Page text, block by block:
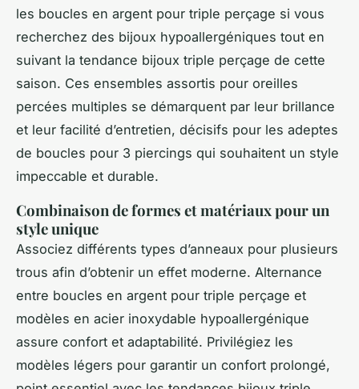
les boucles en argent pour triple perçage si vous
recherchez des bijoux hypoallergéniques tout en
suivant la tendance bijoux triple perçage de cette
saison. Ces ensembles assortis pour oreilles
percées multiples se démarquent par leur brillance
et leur facilité d’entretien, décisifs pour les adeptes
de boucles pour 3 piercings qui souhaitent un style
impeccable et durable.
Combinaison de formes et matériaux pour un
style unique
Associez différents types d’anneaux pour plusieurs
trous afin d’obtenir un effet moderne. Alternance
entre boucles en argent pour triple perçage et
modèles en acier inoxydable hypoallergénique
assure confort et adaptabilité. Privilégiez les
modèles légers pour garantir un confort prolongé,